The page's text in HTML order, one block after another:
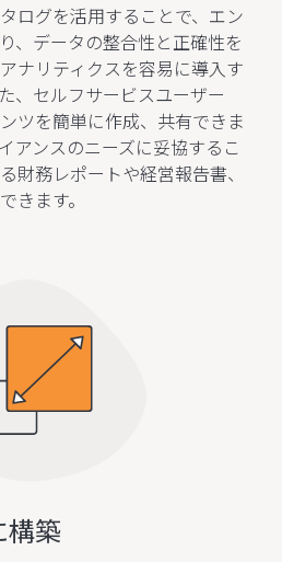
ログを活用することで、エン
、データの整合性と正確性を
ナリティクスを容易に導入す
、セルフサービスユーザー
ツを簡単に作成、共有できま
アンスのニーズに妥協するこ
財務レポートや経営報告書、
きます。
構築